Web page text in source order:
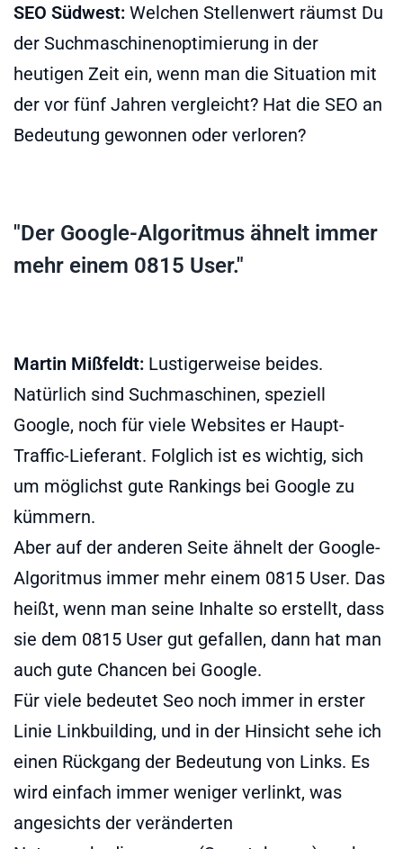
SEO Südwest: Welchen Stellenwert räumst Du
der Suchmaschinenoptimierung in der
heutigen Zeit ein, wenn man die Situation mit
der vor fünf Jahren vergleicht? Hat die SEO an
Bedeutung gewonnen oder verloren?
"Der Google-Algoritmus ähnelt immer
mehr einem 0815 User."
Martin Mißfeldt: Lustigerweise beides.
Natürlich sind Suchmaschinen, speziell
Google, noch für viele Websites er Haupt-
Traffic-Lieferant. Folglich ist es wichtig, sich
um möglichst gute Rankings bei Google zu
kümmern.
Aber auf der anderen Seite ähnelt der Google-
Algoritmus immer mehr einem 0815 User. Das
heißt, wenn man seine Inhalte so erstellt, dass
sie dem 0815 User gut gefallen, dann hat man
auch gute Chancen bei Google.
Für viele bedeutet Seo noch immer in erster
Linie Linkbuilding, und in der Hinsicht sehe ich
einen Rückgang der Bedeutung von Links. Es
wird einfach immer weniger verlinkt, was
angesichts der veränderten